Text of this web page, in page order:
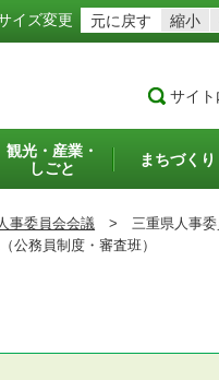
イズ変更 元に戻す 縮小
サイ
観光・産業・
しごと
まちづくり
事委員会会議 > 三重県人事委
公務員制度・審査班）